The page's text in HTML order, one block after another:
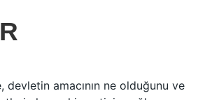
amacının ne olduğunu ve